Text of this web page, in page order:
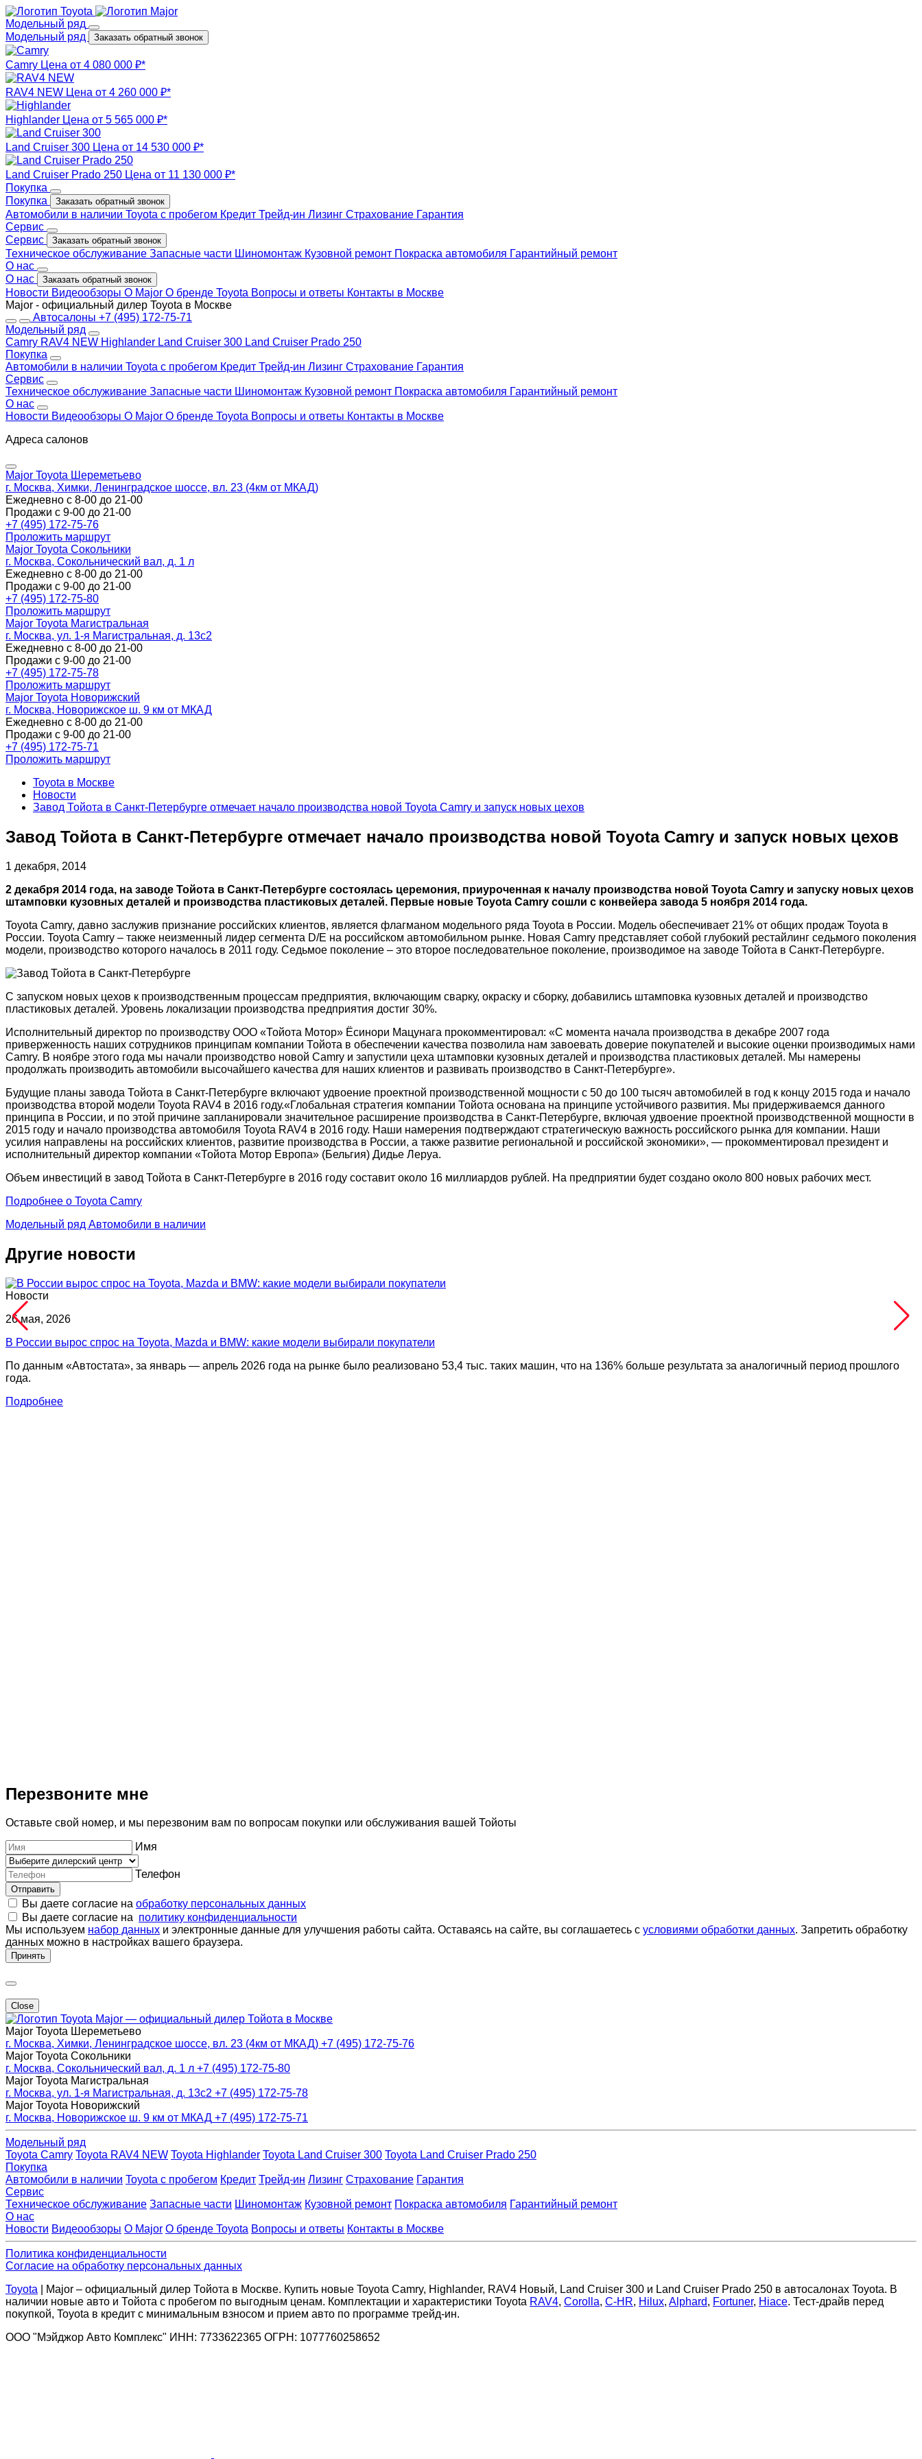
Модельный ряд
Модельный ряд
Заказать обратный звонок
Camry Цена от 4 080 000 ₽*
RAV4 NEW Цена от 4 260 000 ₽*
Highlander Цена от 5 565 000 ₽*
Land Cruiser 300 Цена от 14 530 000 ₽*
Land Cruiser Prado 250 Цена от 11 130 000 ₽*
Покупка
Покупка
Заказать обратный звонок
Автомобили в наличии Toyota с пробегом Кредит Трейд-ин Лизинг Страхование Гарантия
Сервис
Сервис
Заказать обратный звонок
Техническое обслуживание Запасные части Шиномонтаж Кузовной ремонт Покраска автомобиля Гарантийный ремонт
О нас
О нас
Заказать обратный звонок
Новости Видеообзоры О Major О бренде Toyota Вопросы и ответы Контакты в Москве
Major - официальный дилер Toyota в Москве
Автосалоны +7 (495) 172-75-71
Модельный ряд
Camry RAV4 NEW Highlander Land Cruiser 300 Land Cruiser Prado 250
Покупка
Автомобили в наличии Toyota с пробегом Кредит Трейд-ин Лизинг Страхование Гарантия
Сервис
Техническое обслуживание Запасные части Шиномонтаж Кузовной ремонт Покраска автомобиля Гарантийный ремонт
О нас
Новости Видеообзоры О Major О бренде Toyota Вопросы и ответы Контакты в Москве
Адреса салонов
Major Toyota Шереметьево
г. Москва, Химки, Ленинградское шоссе, вл. 23 (4км от МКАД)
Ежедневно с 8-00 до 21-00
Продажи с 9-00 до 21-00
+7 (495) 172-75-76
Проложить маршрут
Major Toyota Сокольники
г. Москва, Сокольнический вал, д. 1 л
Ежедневно с 8-00 до 21-00
Продажи с 9-00 до 21-00
+7 (495) 172-75-80
Проложить маршрут
Major Toyota Магистральная
г. Москва, ул. 1-я Магистральная, д. 13с2
Ежедневно с 8-00 до 21-00
Продажи с 9-00 до 21-00
+7 (495) 172-75-78
Проложить маршрут
Major Toyota Новорижский
г. Москва, Новорижское ш. 9 км от МКАД
Ежедневно с 8-00 до 21-00
Продажи с 9-00 до 21-00
+7 (495) 172-75-71
Проложить маршрут
Toyota в Москве
Новости
Завод Тойота в Санкт-Петербурге отмечает начало производства новой Toyota Camry и запуск новых цехов
Завод Тойота в Санкт-Петербурге отмечает начало производства новой Toyota Camry и запуск новых цехов
1 декабря, 2014
2 декабря 2014 года, на заводе Тойота в Санкт-Петербурге состоялась церемония, приуроченная к началу производства новой Toyota Camry и запуску новых цехов
штамповки кузовных деталей и производства пластиковых деталей. Первые новые Toyota Camry сошли с конвейера завода 5 ноября 2014 года.
Toyota Camry, давно заслужив признание российских клиентов, является флагманом модельного ряда Toyota в России. Модель обеспечивает 21% от общих продаж Toyota в
России. Toyota Camry – также неизменный лидер сегмента D/E на российском автомобильном рынке. Новая Camry представляет собой глубокий рестайлинг седьмого поколения
модели, производство которого началось в 2011 году. Седьмое поколение – это второе последовательное поколение, производимое на заводе Тойота в Санкт-Петербурге.
С запуском новых цехов к производственным процессам предприятия, включающим сварку, окраску и сборку, добавились штамповка кузовных деталей и производство
пластиковых деталей. Уровень локализации производства предприятия достиг 30%.
Исполнительный директор по производству ООО «Тойота Мотор» Ёсинори Мацунага прокомментировал: «С момента начала производства в декабре 2007 года
приверженность наших сотрудников принципам компании Тойота в обеспечении качества позволила нам завоевать доверие покупателей и высокие оценки производимых нами
Camry. В ноябре этого года мы начали производство новой Camry и запустили цеха штамповки кузовных деталей и производства пластиковых деталей. Мы намерены
продолжать производить автомобили высочайшего качества для наших клиентов и развивать производство в Санкт-Петербурге».
Будущие планы завода Тойота в Санкт-Петербурге включают удвоение проектной производственной мощности с 50 до 100 тысяч автомобилей в год к концу 2015 года и начало
производства второй модели Toyota RAV4 в 2016 году.«Глобальная стратегия компании Тойота основана на принципе устойчивого развития. Мы придерживаемся данного
принципа в России, и по этой причине запланировали значительное расширение производства в Санкт-Петербурге, включая удвоение проектной производственной мощности в
2015 году и начало производства автомобиля Toyota RAV4 в 2016 году. Наши намерения подтверждают стратегическую важность российского рынка для компании. Наши
усилия направлены на российских клиентов, развитие производства в России, а также развитие региональной и российской экономики», — прокомментировал президент и
исполнительный директор компании «Тойота Мотор Европа» (Бельгия) Дидье Леруа.
Объем инвестиций в завод Тойота в Санкт-Петербурге в 2016 году составит около 16 миллиардов рублей. На предприятии будет создано около 800 новых рабочих мест.
Подробнее о Toyota Camry
Модельный ряд Автомобили в наличии
Другие новости
Новости
26 мая, 2026
В России вырос спрос на Toyota, Mazda и BMW: какие модели выбирали покупатели
По данным «Автостата», за январь — апрель 2026 года на рынке было реализовано 53,4 тыс. таких машин, что на 136% больше результата за аналогичный период прошлого
года.
Подробнее
Перезвоните мне
Оставьте свой номер, и мы перезвоним вам по вопросам покупки или обслуживания вашей Тойоты
Имя
Телефон
Отправить
Вы даете согласие на обработку персональных данных
Вы даете согласие на политику конфиденциальности
Мы используем набор данных и электронные данные для улучшения работы сайта. Оставаясь на сайте, вы соглашаетесь с условиями обработки данных. Запретить обработку
данных можно в настройках вашего браузера.
Принять
Close
Major — официальный дилер Тойота в Москве
Major Toyota Шереметьево
г. Москва, Химки, Ленинградское шоссе, вл. 23 (4км от МКАД) +7 (495) 172-75-76
Major Toyota Сокольники
г. Москва, Сокольнический вал, д. 1 л +7 (495) 172-75-80
Major Toyota Магистральная
г. Москва, ул. 1-я Магистральная, д. 13с2 +7 (495) 172-75-78
Major Toyota Новорижский
г. Москва, Новорижское ш. 9 км от МКАД +7 (495) 172-75-71
Модельный ряд
Toyota Camry Toyota RAV4 NEW Toyota Highlander Toyota Land Cruiser 300 Toyota Land Cruiser Prado 250
Покупка
Автомобили в наличии Toyota с пробегом Кредит Трейд-ин Лизинг Страхование Гарантия
Сервис
Техническое обслуживание Запасные части Шиномонтаж Кузовной ремонт Покраска автомобиля Гарантийный ремонт
О нас
Новости Видеообзоры О Major О бренде Toyota Вопросы и ответы Контакты в Москве
Политика конфиденциальности
Согласие на обработку персональных данных
Toyota | Major – официальный дилер Тойота в Москве. Купить новые Toyota Camry, Highlander, RAV4 Новый, Land Cruiser 300 и Land Cruiser Prado 250 в автосалонах Toyota. В
наличии новые авто и Тойота с пробегом по выгодным ценам. Комплектации и характеристики Toyota RAV4, Corolla, C-HR, Hilux, Alphard, Fortuner, Hiace. Тест-драйв перед
покупкой, Toyota в кредит с минимальным взносом и прием авто по программе трейд-ин.
ООО "Мэйджор Авто Комплекс" ИНН: 7733622365 ОГРН: 1077760258652